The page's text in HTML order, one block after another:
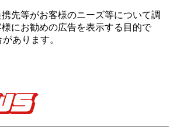
先等がお客様のニーズ等について調
にお勧めの広告を表⽰する⽬的で
あります。